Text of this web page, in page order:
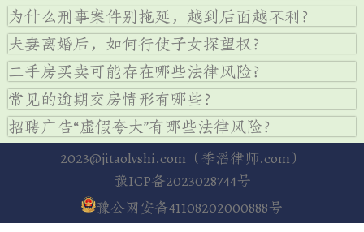
为什么刑事案件别拖延，越到后面越不利？
夫妻离婚后，如何行使子女探望权？
二手房买卖可能存在哪些法律风险？
常见的逾期交房情形有哪些？
招聘广告“虚假夸大”有哪些法律风险？
2023@jitaolvshi.com（季滔律师.com）
豫ICP备2023028744号
豫公网安备41108202000888号